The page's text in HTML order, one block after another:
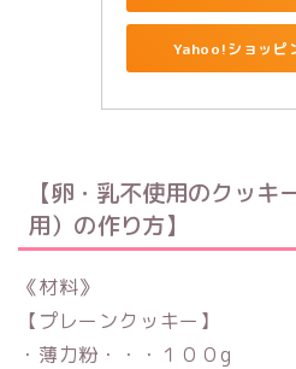
Yahoo!ショッピ
【卵・乳不使用のクッ
用）の作り方】
《材料》
【プレーンクッキー】
・薄力粉・・・１００g